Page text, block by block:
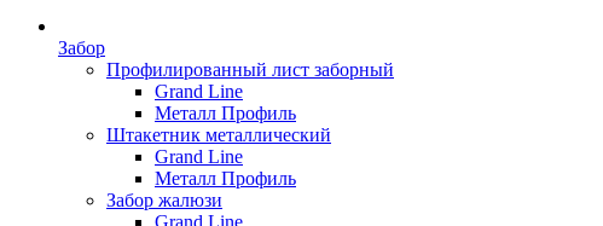
Забор
Профилированный лист заборный
Grand Line
Металл Профиль
Штакетник металлический
Grand Line
Металл Профиль
Забор жалюзи
Grand Line